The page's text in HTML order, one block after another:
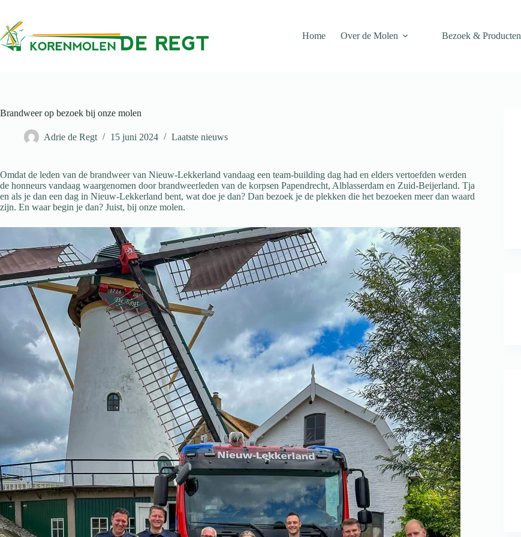
de
inhoud
Home Over de Molen Bezoek & Producten
Brandweer op bezoek bij onze molen
Adrie de Regt 15 juni 2024 Laatste nieuws
Omdat de leden van de brandweer van Nieuw-Lekkerland vandaag een team-building dag had en elders vertoefden werden
de honneurs vandaag waargenomen door brandweerleden van de korpsen Papendrecht, Alblasserdam en Zuid-Beijerland. Tja
en als je dan een dag in Nieuw-Lekkerland bent, wat doe je dan? Dan bezoek je de plekken die het bezoeken meer dan waard
zijn. En waar begin je dan? Juist, bij onze molen.